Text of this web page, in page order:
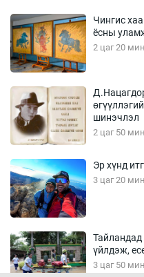
Чингис
ёсны
2 цаг 20 мин
шинэчлэл
2 цаг 50 мин
Эр хүнд
3 цаг 20 мин
Тайландад
үйлдэж,
3 цаг 50 мин